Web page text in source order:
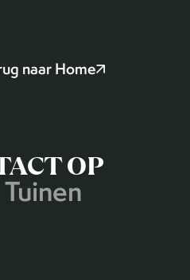
naar Home
OP